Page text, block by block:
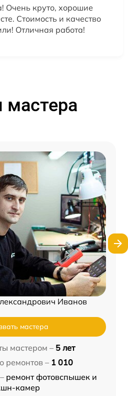
Очень круто, хорошие
Стоимость и качество
Отличная работа!
Иванов
мастера
мастером – 5 лет
ремонтов – 1 010
ремонт фотовспышек и
камер